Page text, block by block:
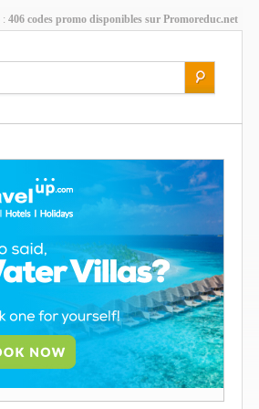
: 406 codes promo disponibles sur Promoreduc.net